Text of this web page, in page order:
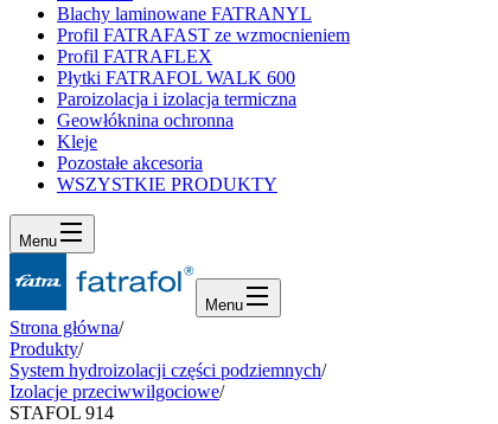
Blachy laminowane FATRANYL
Profil FATRAFAST ze wzmocnieniem
Profil FATRAFLEX
Płytki FATRAFOL WALK 600
Paroizolacja i izolacja termiczna
Geowłóknina ochronna
Kleje
Pozostałe akcesoria
WSZYSTKIE PRODUKTY
Menu
Menu
Strona główna/
Produkty/
System hydroizolacji części podziemnych/
Izolacje przeciwwilgociowe/
STAFOL 914